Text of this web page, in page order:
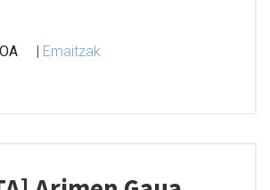
| Emaitzak